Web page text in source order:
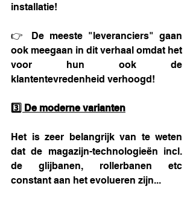
installatie!
👉 De meeste "leveranciers" gaan
ook meegaan in dit verhaal omdat het
voor hun ook de
klantentevredenheid verhoogd!
3️⃣ De moderne varianten
Het is zeer belangrijk van te weten
dat de magazijn-technologieën incl.
de glijbanen, rollerbanen etc
constant aan het evolueren zijn...